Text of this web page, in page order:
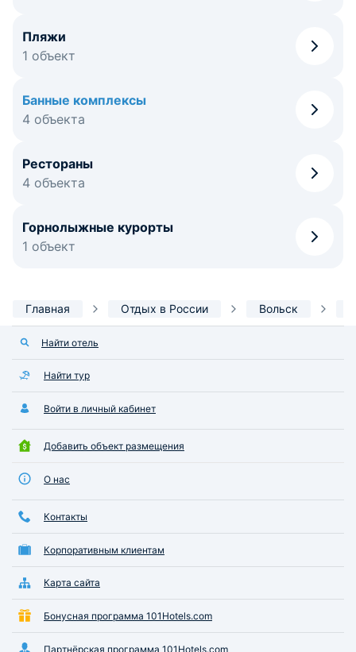
Пляжи
1 объект
Банные комплексы
4 объекта
Рестораны
4 объекта
Горнолыжные курорты
1 объект
Главная Отдых в России Вольск
Найти отель
Найти тур
Войти в личный кабинет
Добавить объект размещения
О нас
Контакты
Корпоративным клиентам
Карта сайта
Бонусная программа 101Hotels.com
Партнёрская программа 101Hotels.com